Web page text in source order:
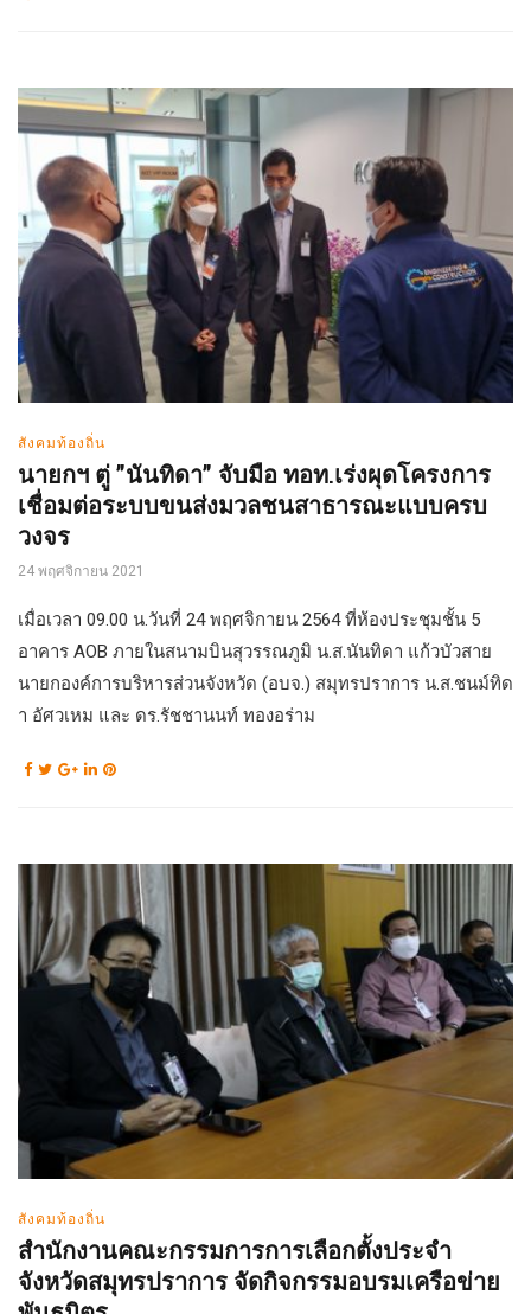
สังคมท้องถิ่น
นายกฯ ตู่ ”นันทิดา” จับมือ ทอท.เร่งผุดโครงการ
เชื่อมต่อระบบขนส่งมวลชนสาธารณะแบบครบ
วงจร
24 พฤศจิกายน 2021
เมื่อเวลา 09.00 น.วันที่ 24 พฤศจิกายน 2564 ที่ห้องประชุมชั้น 5
อาคาร AOB ภายในสนามบินสุวรรณภูมิ น.ส.นันทิดา แก้วบัวสาย
นายกองค์การบริหารส่วนจังหวัด (อบจ.) สมุทรปราการ น.ส.ชนม์ทิด
า อัศวเหม และ ดร.รัชชานนท์ ทองอร่าม
สังคมท้องถิ่น
สำนักงานคณะกรรมการการเลือกตั้งประจำ
จังหวัดสมุทรปราการ จัดกิจกรรมอบรมเครือข่าย